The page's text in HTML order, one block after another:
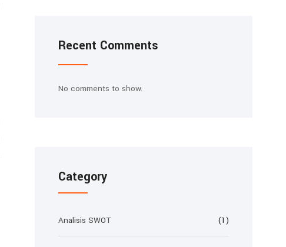
Recent Comments
No comments to show.
Category
Analisis SWOT (1)